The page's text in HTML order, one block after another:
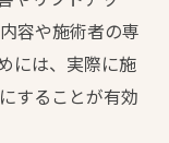
デビュー術
解説
感ポイント
容や施術者の専
には、実際に施
することが有効